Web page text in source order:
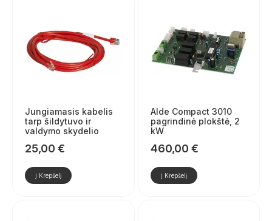
Jungiamasis kabelis
tarp šildytuvo ir
valdymo skydelio
25,00 €
Į Krepšelį
Alde Compact 3010
pagrindinė plokštė, 2
kW
460,00 €
Į Krepšelį